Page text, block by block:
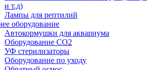
и т.д)
Лампы для рептилий
оборудование
Автокормушки для аквариума
Оборудование СО2
УФ стерилизаторы
Оборудование по уходу